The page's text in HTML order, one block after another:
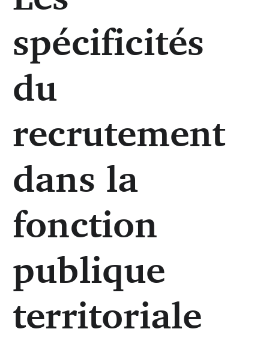
spécificités
du
recrutement
dans la
fonction
publique
territoriale